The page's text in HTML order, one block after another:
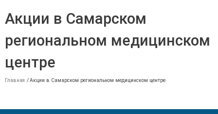
Акции в Самарском
региональном медицинском
центре
Главная /Акции в Самарском региональном медицинском центре